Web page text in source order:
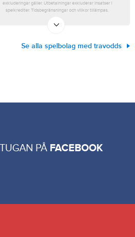
exkluderingar gäller. Utbetalningar exkluderar insatser i
spelkrediter. Tidsbegränsningar och villkor tillämpas.
Se alla spelbolag med travodds
PÅ FACEBOOK